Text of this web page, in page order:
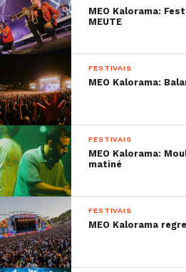
MEO Kalorama:
MEUTE
FESTIVAIS
MEO Kalorama:
FESTIVAIS
MEO Kalorama:
matiné
FESTIVAIS
MEO Kalorama